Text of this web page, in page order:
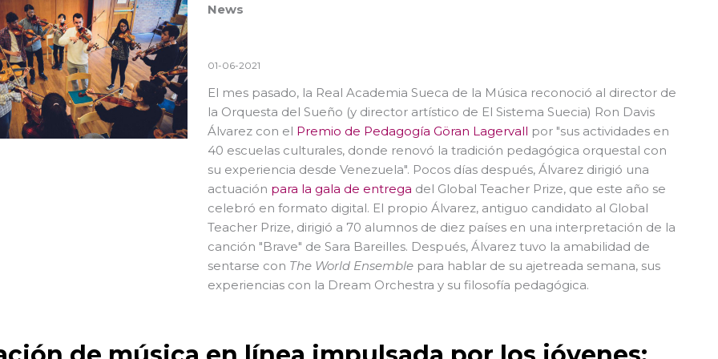
News
01-06-2021
El mes pasado, la Real Academia Sueca de la Música reconoció al director de
la Orquesta del Sueño (y director artístico de El Sistema Suecia) Ron Davis
Álvarez con el Premio de Pedagogía Göran Lagervall por "sus actividades en
40 escuelas culturales, donde renovó la tradición pedagógica orquestal con
su experiencia desde Venezuela". Pocos días después, Álvarez dirigió una
actuación para la gala de entrega del Global Teacher Prize, que este año se
celebró en formato digital. El propio Álvarez, antiguo candidato al Global
Teacher Prize, dirigió a 70 alumnos de diez países en una interpretación de la
canción "Brave" de Sara Bareilles. Después, Álvarez tuvo la amabilidad de
sentarse con The World Ensemblepara hablar de su ajetreada semana, sus
experiencias con la Dream Orchestra y su filosofía pedagógica.